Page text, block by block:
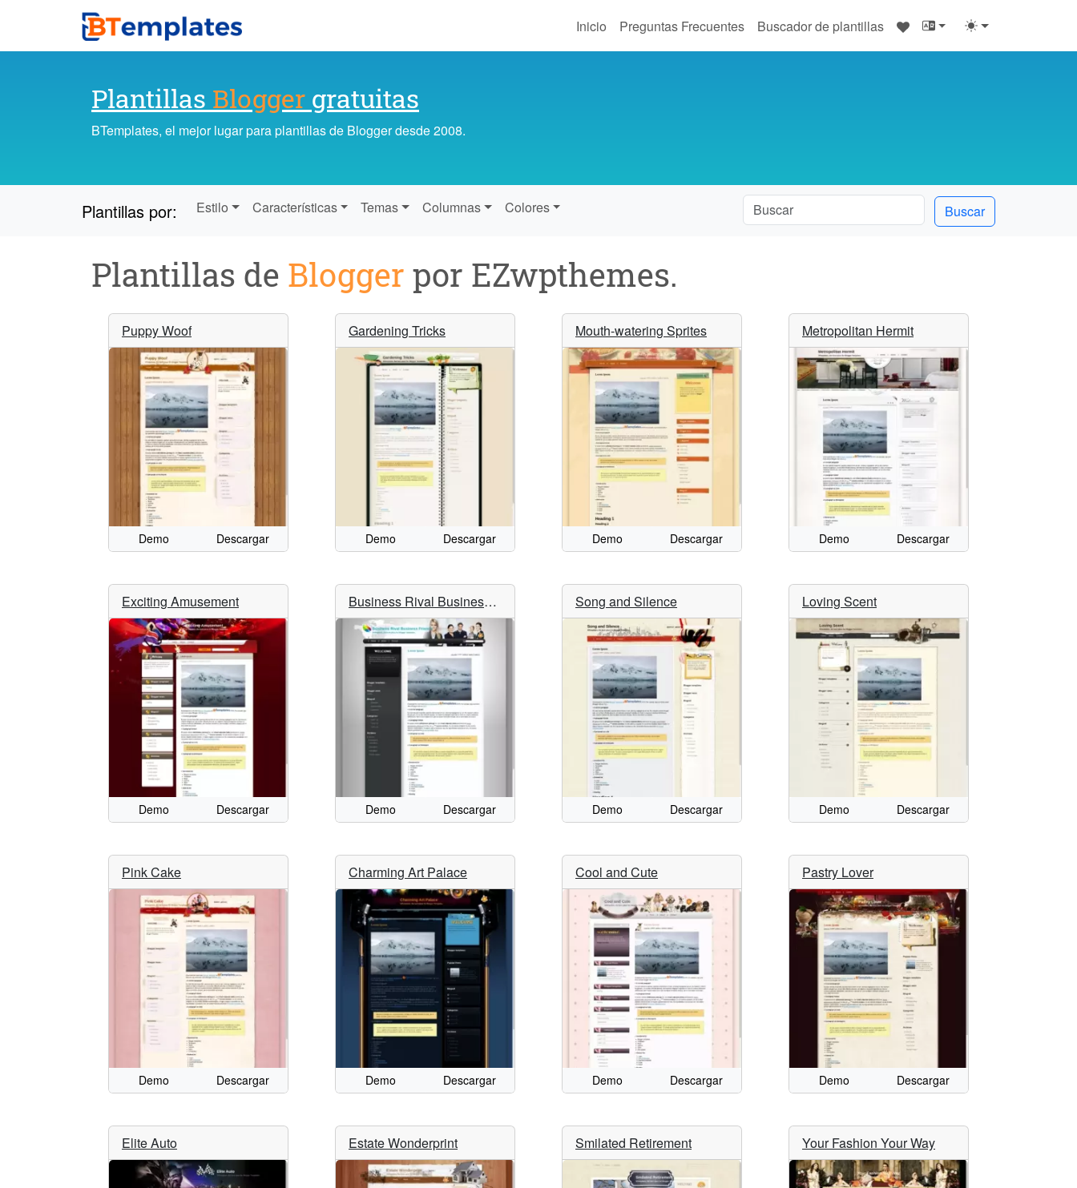
Inicio Preguntas Frecuentes Buscador de plantillas ♥
Plantillas Blogger gratuitas
BTemplates, el mejor lugar para plantillas de Blogger desde 2008.
Plantillas por: Estilo Características Temas Columnas Colores Buscar
Plantillas de Blogger por EZwpthemes.
Puppy Woof
Demo Descargar
Gardening Tricks
Demo Descargar
Mouth-watering Sprites
Demo Descargar
Metropolitan Hermit
Demo Descargar
Exciting Amusement
Demo Descargar
Business Rival Business Friends
Demo Descargar
Song and Silence
Demo Descargar
Loving Scent
Demo Descargar
Pink Cake
Demo Descargar
Charming Art Palace
Demo Descargar
Cool and Cute
Demo Descargar
Pastry Lover
Demo Descargar
Elite Auto Estate Wonderprint Smilated Retirement Your Fashion Your Way